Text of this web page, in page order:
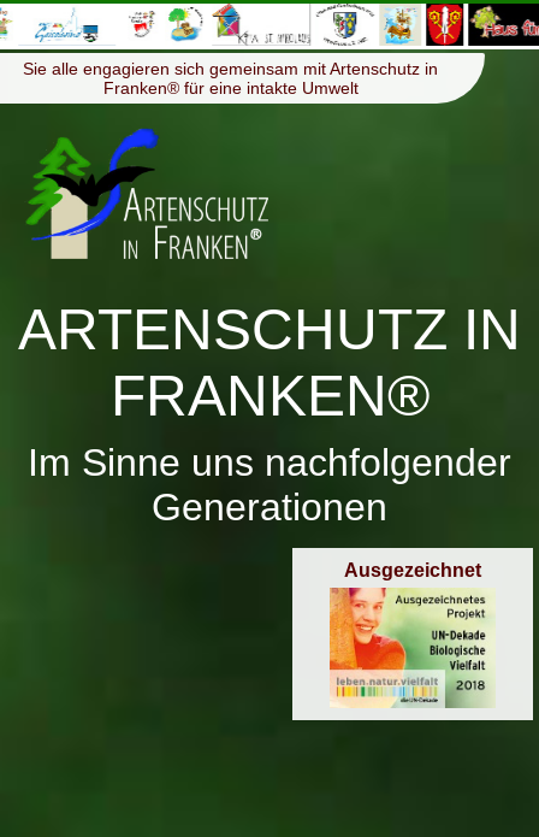
Menü ≡
Sie alle engagieren sich gemeinsam mit Artenschutz in
Franken® für eine intakte Umwelt
ARTENSCHUTZ IN
FRANKEN®
Im Sinne uns nachfolgender
Generationen
Ausgezeichnet